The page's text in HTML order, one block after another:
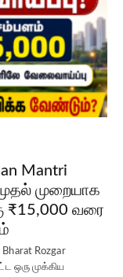
Mantri
முறையாக
₹15,000 வரை
Rozgar
ஒரு முக்கிய